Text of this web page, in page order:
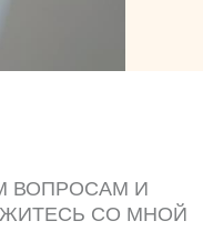
ВОПРОСАМ И
СО МНОЙ